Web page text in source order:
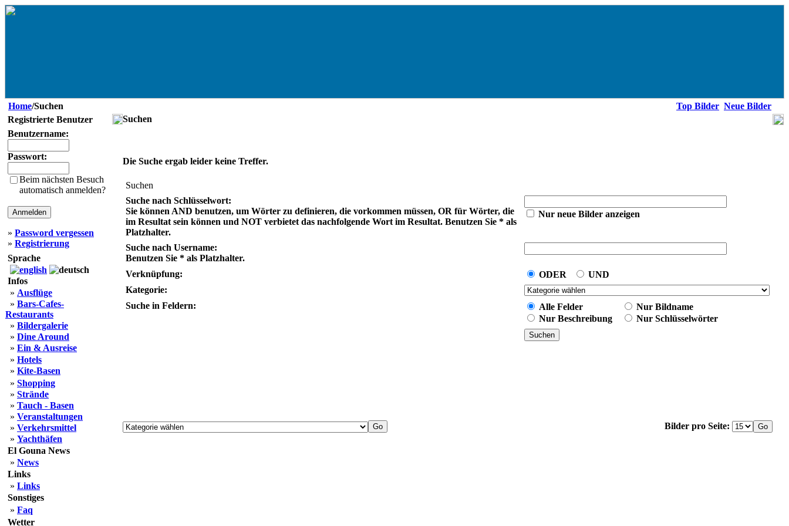
Home/Suchen Top Bilder Neue Bilder
Registrierte Benutzer
Benutzername:
Passwort:
Beim nächsten Besuch
automatisch anmelden?
» Password vergessen
» Registrierung
Sprache
Infos
» Ausflüge
» Bars-Cafes-
Restaurants
» Bildergalerie
» Dine Around
» Ein & Ausreise
» Hotels
» Kite-Basen
» Shopping
» Strände
» Tauch - Basen
» Veranstaltungen
» Verkehrsmittel
» Yachthäfen
El Gouna News
» News
Links
» Links
Sonstiges
» Faq
Wetter
Suchen
Die Suche ergab leider keine Treffer.
Suchen
Suche nach Schlüsselwort:
Sie können AND benutzen, um Wörter zu definieren, die vorkommen müssen, OR für Wörter, die
im Resultat sein können und NOT verbietet das nachfolgende Wort im Resultat. Benutzen Sie * als
Platzhalter.
Nur neue Bilder anzeigen
Suche nach Username:
Benutzen Sie * als Platzhalter.
Verknüpfung:
ODER
UND
Kategorie:
Suche in Feldern:
Alle Felder
Nur Bildname
Nur Beschreibung
Nur Schlüsselwörter
Bilder pro Seite: